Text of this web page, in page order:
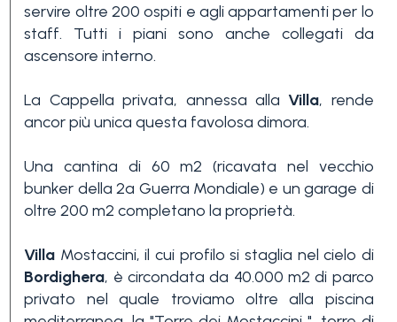
servire oltre 200 ospiti e agli appartamenti per lo
staff. Tutti i piani sono anche collegati da
ascensore interno.
La Cappella privata, annessa alla Villa, rende
ancor più unica questa favolosa dimora.
Una cantina di 60 m2 (ricavata nel vecchio
bunker della 2a Guerra Mondiale) e un garage di
oltre 200 m2 completano la proprietà.
Villa Mostaccini, il cui profilo si staglia nel cielo di
Bordighera, è circondata da 40.000 m2 di parco
privato nel quale troviamo oltre alla piscina
Giardino
Balcone/Terrazzo
Piscina
Vista mare